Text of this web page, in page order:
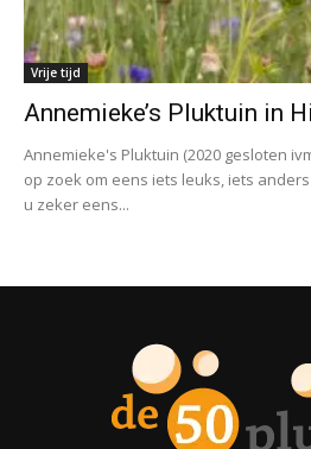
Vrije tijd
Annemieke’s Pluktuin in
Annemieke's Pluktuin (2020 gesloten
op zoek om eens iets leuks, iets
u zeker eens...